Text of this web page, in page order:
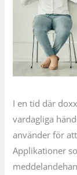
I en tid där
vardagliga
använder för
Applikationer